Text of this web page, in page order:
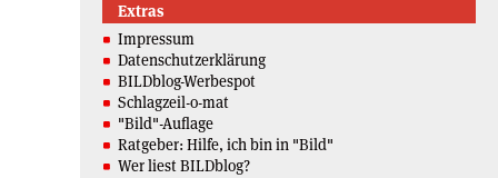
Extras
Impressum
Datenschutzerklärung
BILDblog-Werbespot
Schlagzeil-o-mat
"Bild"-Auflage
Ratgeber: Hilfe, ich bin in "Bild"
Wer liest BILDblog?